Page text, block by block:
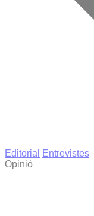
Editorial
Entrevistes
Opinió